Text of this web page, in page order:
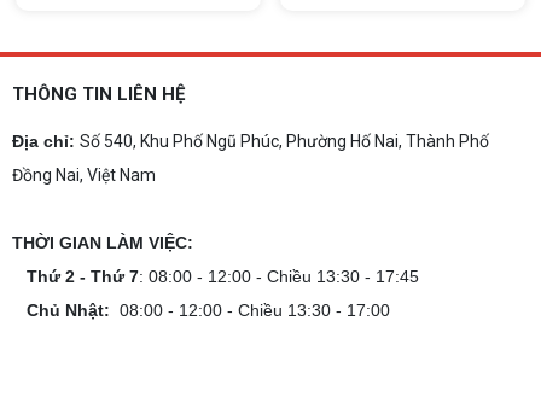
THÔNG TIN LIÊN HỆ
Địa chỉ: Số 540, Khu Phố Ngũ Phúc, Phường Hố Nai, Thành Phố
Đồng Nai, Việt Nam
THỜI GIAN LÀM VIỆC:
Thứ 2 - Thứ 7: 08:00 - 12:00 - Chiều 13:30 - 17:45
Chủ Nhật: 08:00 - 12:00 - Chiều 13:30 - 17:00